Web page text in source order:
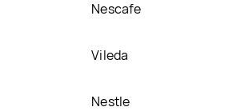
Nescafe
Vileda
Nestle